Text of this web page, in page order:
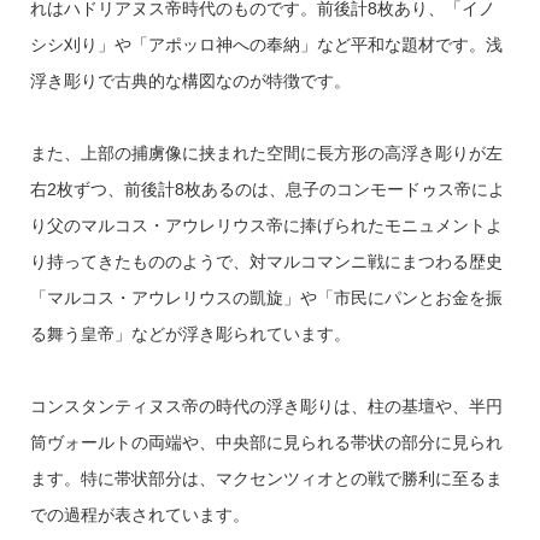
れはハドリアヌス帝時代のものです。前後計8枚あり、「イノ
シシ刈り」や「アポッロ神への奉納」など平和な題材です。浅
浮き彫りで古典的な構図なのが特徴です。
また、上部の捕虜像に挟まれた空間に長方形の高浮き彫りが左
右2枚ずつ、前後計8枚あるのは、息子のコンモードゥス帝によ
り父のマルコス・アウレリウス帝に捧げられたモニュメントよ
り持ってきたもののようで、対マルコマンニ戦にまつわる歴史
「マルコス・アウレリウスの凱旋」や「市民にパンとお金を振
る舞う皇帝」などが浮き彫られています。
コンスタンティヌス帝の時代の浮き彫りは、柱の基壇や、半円
筒ヴォールトの両端や、中央部に見られる帯状の部分に見られ
ます。特に帯状部分は、マクセンツィオとの戦で勝利に至るま
での過程が表されています。